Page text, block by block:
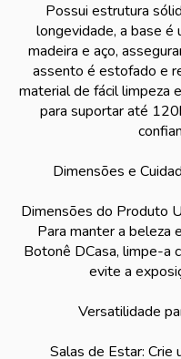
Possui estrutura
longevidade, a base é
madeira e aço,
assento é estofado e
material de fácil limpeza
para suportar até
Dimensões e
Dimensões do Produto
Para manter a beleza
Botonê DCasa, limpe-a
evite a
Versatilidade
Salas de Estar: